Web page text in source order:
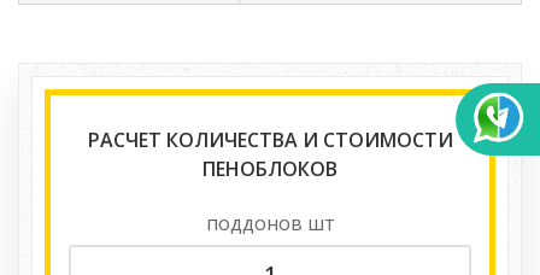
РАСЧЕТ КОЛИЧЕСТВА И СТОИМОСТИ
ПЕНОБЛОКОВ
поддонов шт